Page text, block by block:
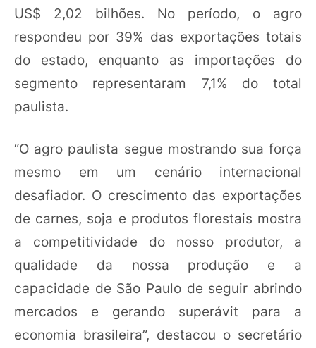
US$ 2,02 bilhões. No período, o agro
respondeu por 39% das exportações totais
do estado, enquanto as importações do
segmento representaram 7,1% do total
paulista.
“O agro paulista segue mostrando sua força
mesmo em um cenário internacional
desafiador. O crescimento das exportações
de carnes, soja e produtos florestais mostra
a competitividade do nosso produtor, a
qualidade da nossa produção e a
capacidade de São Paulo de seguir abrindo
mercados e gerando superávit para a
economia brasileira”, destacou o secretário